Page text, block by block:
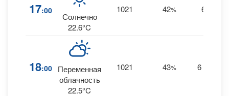
17:00
Солнечно
22.6°C
1021 42% 6
18:00
Переменная
облачность
22.5°C
1021 43% 6